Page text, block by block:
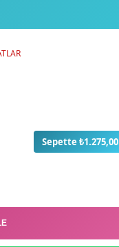
Sepette ₺1.275,00